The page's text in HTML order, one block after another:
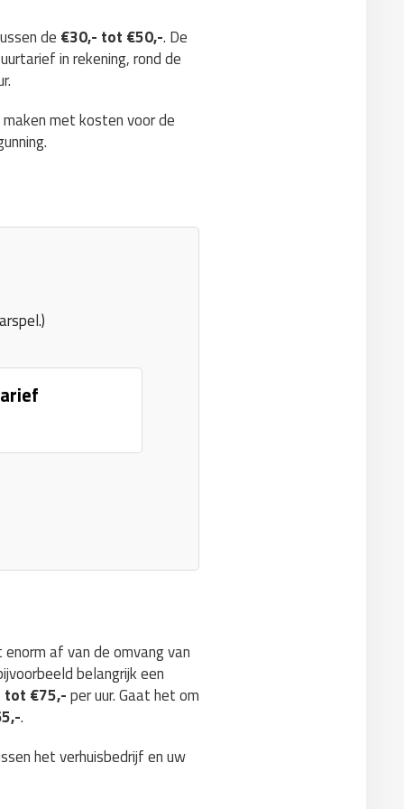
de €30,- tot €50,-. De
in rekening, rond de
met kosten voor de
enorm af van de omvang van
belangrijk een
tot €75,-per uur. Gaat het om
.
het verhuisbedrijf en uw